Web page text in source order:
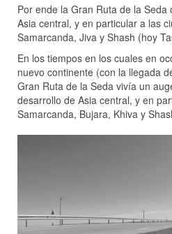
Por ende la Gran Ruta de la
Asia central, y en particular a las
Samarcanda, Jiva y Shash (hoy
En los tiempos en los cuales en
nuevo continente (con la llegada
Gran Ruta de la Seda vivía un
desarrollo de Asia central, y en
Samarcanda, Bujara, Khiva y